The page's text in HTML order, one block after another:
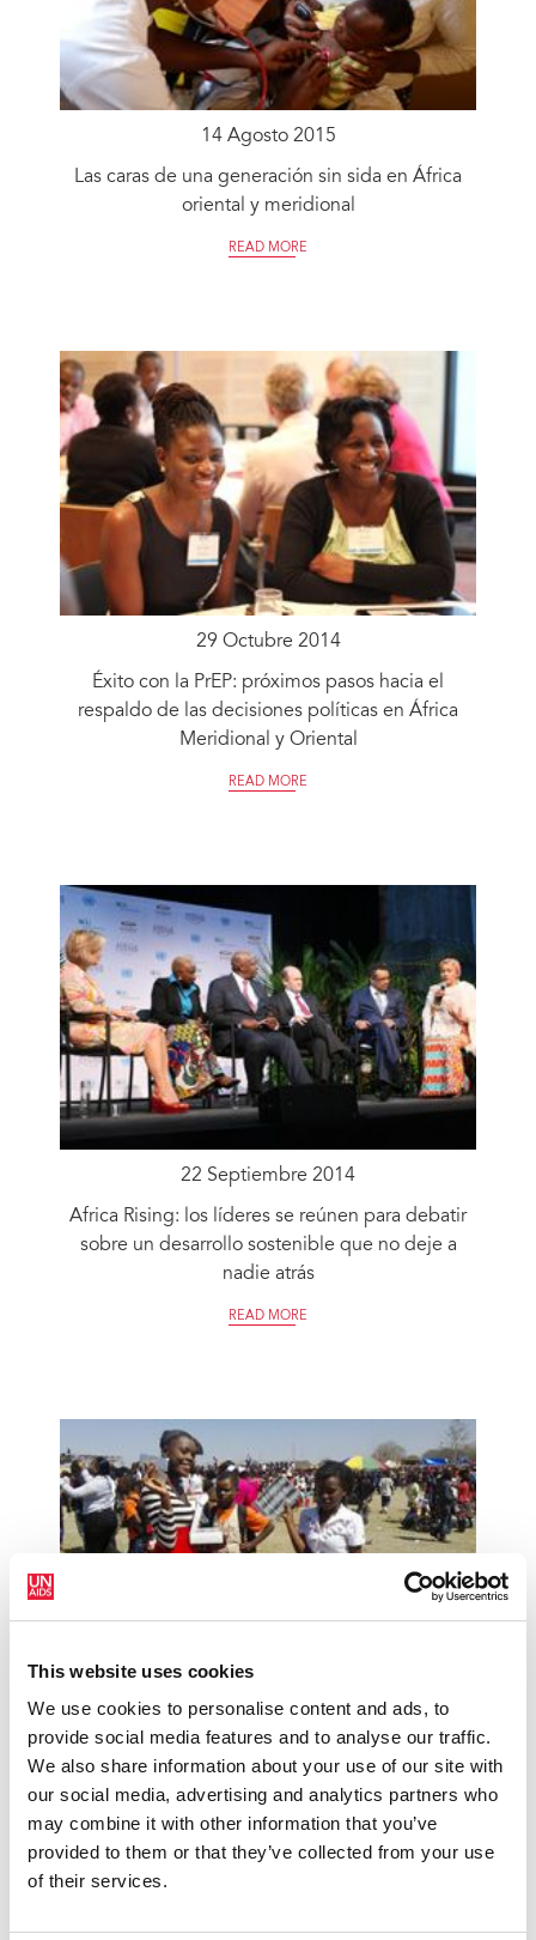
This website uses cookies
We use cookies to personalise content and ads, to
provide social media features and to analyse our traffic.
We also share information about your use of our site with
our social media, advertising and analytics partners who
may combine it with other information that you’ve
provided to them or that they’ve collected from your use
of their services.
14 Agosto 2015
Las caras de una generación sin sida en África
oriental y meridional
READ MORE
29 Octubre 2014
Éxito con la PrEP: próximos pasos hacia el
respaldo de las decisiones políticas en África
Meridional y Oriental
READ MORE
22 Septiembre 2014
Africa Rising: los líderes se reúnen para debatir
sobre un desarrollo sostenible que no deje a
nadie atrás
READ MORE
6 Agosto 2014
Gigantesca feria agrícola en Zambia abre nuevos
caminos en los intentos de prevención del VIH
READ MORE